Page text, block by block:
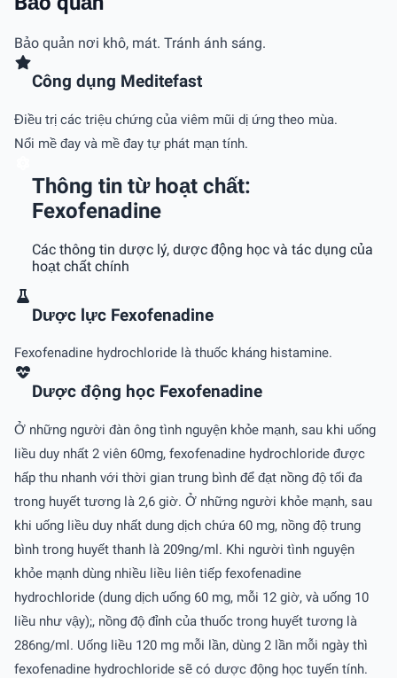
Bảo quản nơi khô, mát. Tránh ánh sáng.
Công dụng Meditefast
Điều trị các triệu chứng của viêm mũi dị ứng theo mùa.
Nổi mề đay và mề đay tự phát mạn tính.
Thông tin từ hoạt chất:
Fexofenadine
Các thông tin dược lý, dược động học và tác dụng của
hoạt chất chính
Dược lực Fexofenadine
Fexofenadine hydrochloride là thuốc kháng histamine.
Dược động học Fexofenadine
Ở những người đàn ông tình nguyện khỏe mạnh, sau khi uống
liều duy nhất 2 viên 60mg, fexofenadine hydrochloride được
hấp thu nhanh với thời gian trung bình để đạt nồng độ tối đa
trong huyết tương là 2,6 giờ. Ở những người khỏe mạnh, sau
khi uống liều duy nhất dung dịch chứa 60 mg, nồng độ trung
bình trong huyết thanh là 209ng/ml. Khi người tình nguyện
khỏe mạnh dùng nhiều liều liên tiếp fexofenadine
hydrochloride (dung dịch uống 60 mg, mỗi 12 giờ, và uống 10
liều như vậy);, nồng độ đỉnh của thuốc trong huyết tương là
286ng/ml. Uống liều 120 mg mỗi lần, dùng 2 lần mỗi ngày thì
fexofenadine hydrochloride sẽ có dược động học tuyến tính.